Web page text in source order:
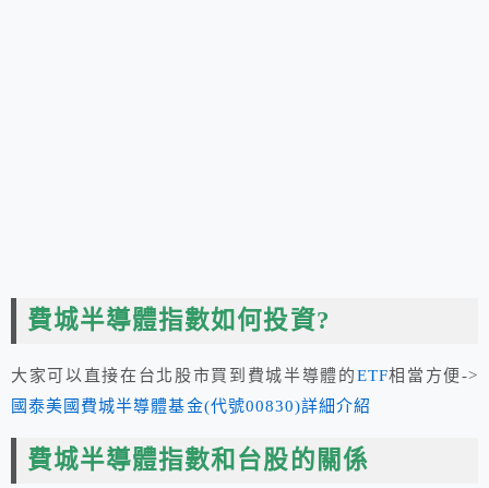
費城半導體指數如何投資?
大家可以直接在台北股市買到費城半導體的ETF相當方便->
國泰美國費城半導體基金(代號00830)詳細介紹
費城半導體指數和台股的關係